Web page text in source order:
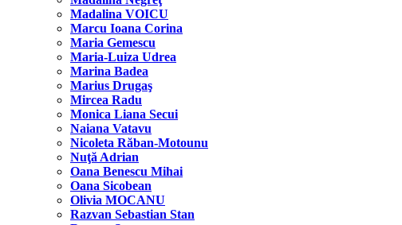
Madalina VOICU
Marcu Ioana Corina
Maria Gemescu
Maria-Luiza Udrea
Marina Badea
Marius Drugaş
Mircea Radu
Monica Liana Secui
Naiana Vatavu
Nicoleta Răban-Motounu
Nuţă Adrian
Oana Benescu Mihai
Oana Sicobean
Olivia MOCANU
Razvan Sebastian Stan